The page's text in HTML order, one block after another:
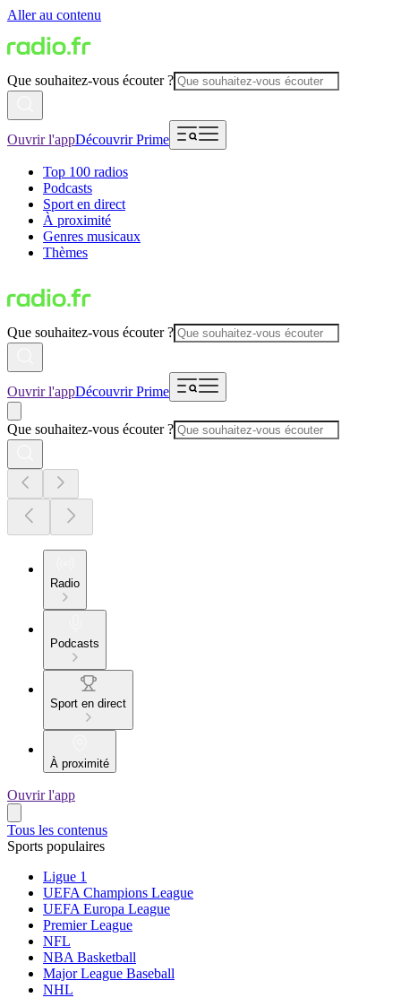
Aller au contenu
Que souhaitez-vous écouter ?
Ouvrir l'appDécouvrir Prime
Top 100 radios
Podcasts
Sport en direct
À proximité
Genres musicaux
Thèmes
Que souhaitez-vous écouter ?
Ouvrir l'appDécouvrir Prime
Que souhaitez-vous écouter ?
Radio
Podcasts
Sport en direct
À proximité
Ouvrir l'app
Tous les contenus
Sports populaires
Ligue 1
UEFA Champions League
UEFA Europa League
Premier League
NFL
NBA Basketball
Major League Baseball
NHL